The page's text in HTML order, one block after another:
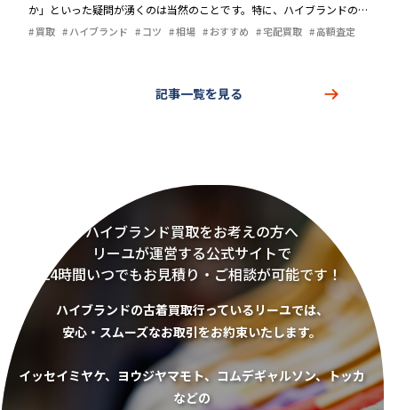
か」といった疑問が湧くのは当然のことです。特に、ハイブランドの古
着を売る場合、適切な買取業者を選ばなければ、予想以上に低い価格で
買取 ハイブランド コツ 相場 おすすめ 宅配買取 高額査定
記事一覧を見る
ハイブランド買取をお考えの方へ
リーユが運営する公式サイトで
24時間いつでもお見積り・ご相談が可能です！
ハイブランドの古着買取行っているリーユでは、
安心・スムーズなお取引をお約束いたします。
イッセイミヤケ、ヨウジヤマモト、コムデギャルソン、トッカ
などの